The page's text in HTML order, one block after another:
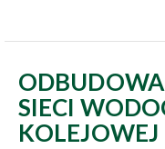
SIECI
KOLEJOWEJ